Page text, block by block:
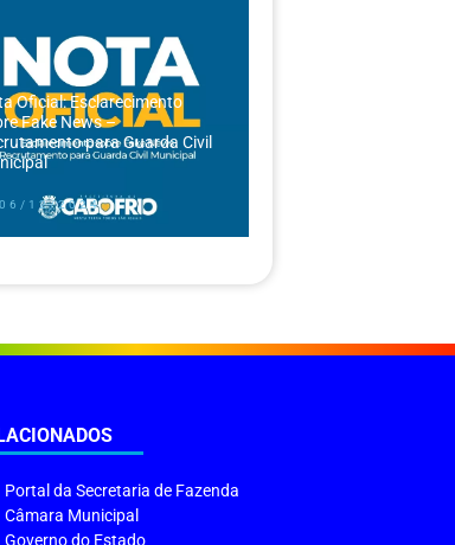
Oficial: Esclarecimento
Fake News –
para Guarda Civil
06/12/2024
Portal da Secretaria de Fazenda
Câmara Municipal
Governo do Estado